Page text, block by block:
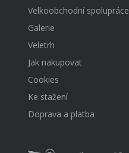
Velkoobchodní spolupráce
Galerie
Veletrh
Jak nakupovat
Cookies
Ke stažení
Doprava a platba